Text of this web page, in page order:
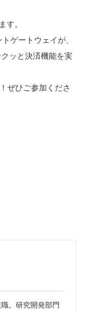
す。
ゲートウェイが、
ッと決済機能を実
ぜひご参加くださ
。研究開発部門